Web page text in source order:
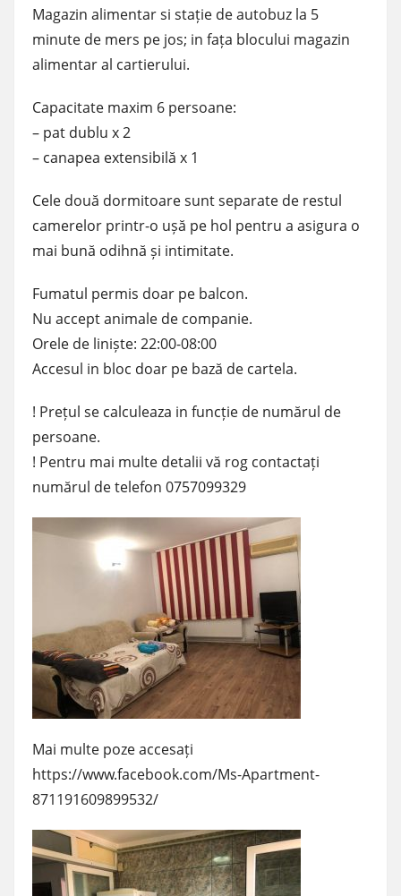
Magazin alimentar si stație de autobuz la 5
minute de mers pe jos; in fața blocului magazin
alimentar al cartierului.
Capacitate maxim 6 persoane:
– pat dublu x 2
– canapea extensibilă x 1
Cele două dormitoare sunt separate de restul
camerelor printr-o ușă pe hol pentru a asigura o
mai bună odihnă și intimitate.
Fumatul permis doar pe balcon.
Nu accept animale de companie.
Orele de liniște: 22:00-08:00
Accesul in bloc doar pe bază de cartela.
! Prețul se calculeaza in funcție de numărul de
persoane.
! Pentru mai multe detalii vă rog contactați
numărul de telefon 0757099329
Mai multe poze accesați
https://www.facebook.com/Ms-Apartment-
871191609899532/